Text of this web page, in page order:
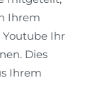
Ihrem
Ihr
Dies
Ihrem